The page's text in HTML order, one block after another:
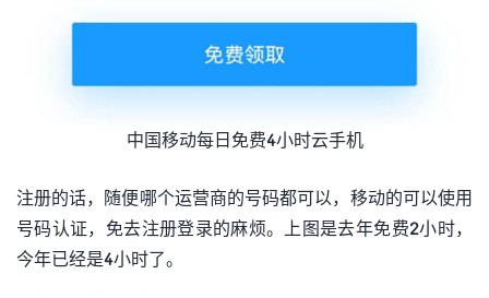
中国移动每日免费4小时云手机
注册的话，随便哪个运营商的号码都可以，移动的可以使用
号码认证，免去注册登录的麻烦。上图是去年免费2小时，
今年已经是4小时了。